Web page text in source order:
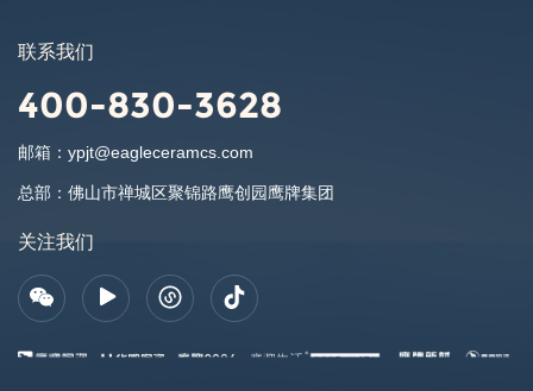
联系我们
400-830-3628
邮箱： ypjt@eagleceramcs.com
总部： 佛山市禅城区聚锦路鹰创园鹰牌集团
关注我们